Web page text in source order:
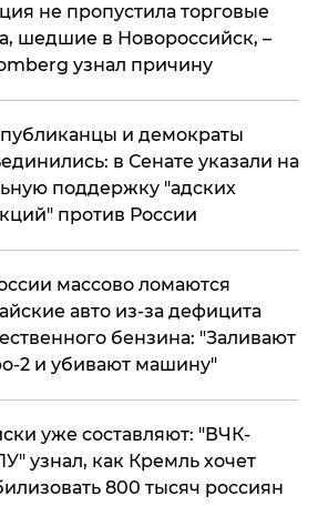
не пропустила торговые
шедшие в Новороссийск, –
узнал причину
и демократы
в Сенате указали на
поддержку "адских
против России
массово ломаются
авто из-за дефицита
бензина: "Заливают
2 и убивают машину"
уже составляют: "ВЧК-
узнал, как Кремль хочет
800 тысяч россиян